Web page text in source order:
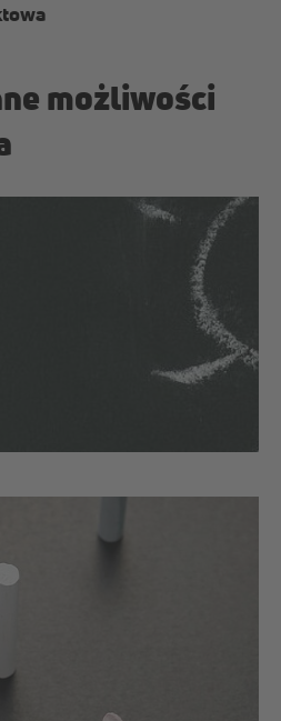
możliwości